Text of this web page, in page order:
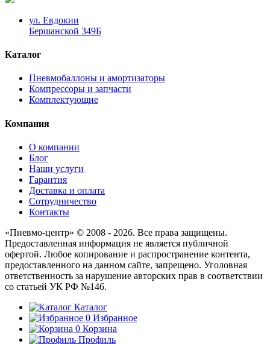
ул. Евдокии
Бершанской 349Б
Каталог
Пневмобаллоны и амортизаторы
Компрессоры и запчасти
Комплектующие
Компания
О компании
Блог
Наши услуги
Гарантия
Доставка и оплата
Сотрудничество
Контакты
«Пневмо-центр» © 2008 - 2026. Все права защищены.
Предоставленная информация не является публичной
офертой. Любое копирование и распространение контента,
предоставленного на данном сайте, запрещено. Уголовная
ответственность за нарушение авторских прав в соответствии
со статьей УК РФ №146.
Каталог
0 Избранное
0 Корзина
Профиль